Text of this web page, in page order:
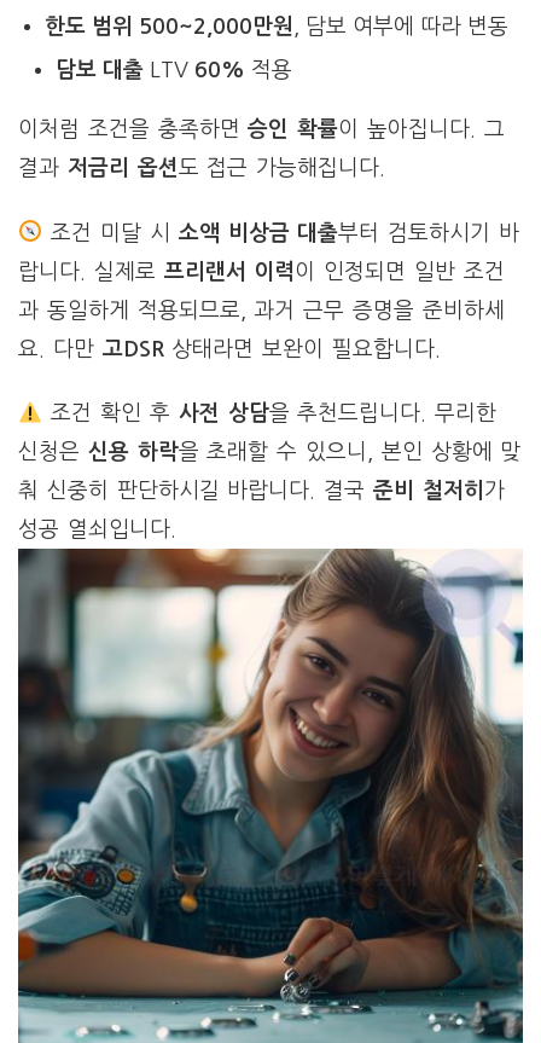
한도 범위 500~2,000만원 , 담보 여부에 따라 변동
담보 대출LTV 60% 적용
이처럼 조건을 충족하면승인 확률이 높아집니다. 그
결과 저금리 옵션도 접근 가능해집니다.
조건 미달 시 소액 비상금 대출부터 검토하시기 바
랍니다. 실제로 프리랜서 이력이 인정되면 일반 조건
과 동일하게 적용되므로, 과거 근무 증명을 준비하세
요. 다만 고DSR 상태라면 보완이 필요합니다.
조건 확인 후 사전 상담을 추천드립니다. 무리한
신청은 신용 하락을 초래할 수 있으니, 본인 상황에 맞
춰 신중히 판단하시길 바랍니다. 결국 준비 철저히 가
성공 열쇠입니다.